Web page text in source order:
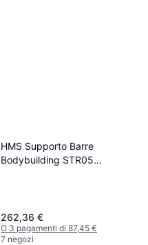
HMS Supporto Barre
Bodybuilding STR05
262,36 €
O 3 pagamenti di 87,45 €
7 negozi